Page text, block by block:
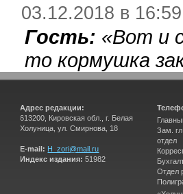
03.12.2018 в 16:59
Гость: «Вот и
то кормушка
Адрес редакции:
613200, Кировская обл., г. Белая
Холуница, ул. Смирнова, 18
E-mail: H_zori@mail.ru
Индекс издания: 51982
Зам.
отдел
Отдел